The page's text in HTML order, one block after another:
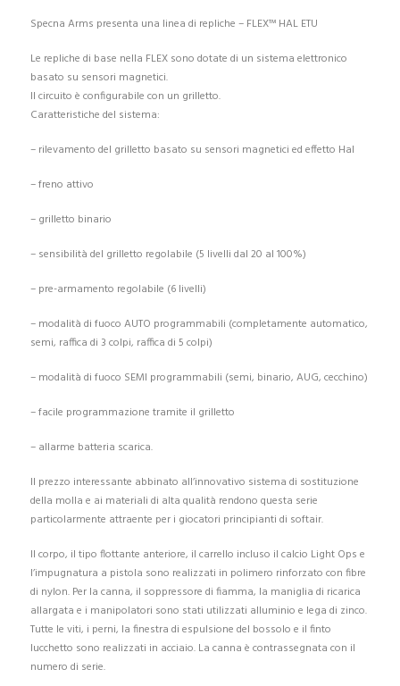
Specna Arms presenta una linea di repliche – FLEX™ HAL ETU
Le repliche di base nella FLEX sono dotate di un sistema elettronico
basato su sensori magnetici.
Il circuito è configurabile con un grilletto.
Caratteristiche del sistema:
– rilevamento del grilletto basato su sensori magnetici ed effetto Hal
– freno attivo
– grilletto binario
– sensibilità del grilletto regolabile (5 livelli dal 20 al 100%)
– pre-armamento regolabile (6 livelli)
– modalità di fuoco AUTO programmabili (completamente automatico,
semi, raffica di 3 colpi, raffica di 5 colpi)
– modalità di fuoco SEMI programmabili (semi, binario, AUG, cecchino)
– facile programmazione tramite il grilletto
– allarme batteria scarica.
Il prezzo interessante abbinato all’innovativo sistema di sostituzione
della molla e ai materiali di alta qualità rendono questa serie
particolarmente attraente per i giocatori principianti di softair.
Il corpo, il tipo flottante anteriore, il carrello incluso il calcio Light Ops e
l’impugnatura a pistola sono realizzati in polimero rinforzato con fibre
di nylon. Per la canna, il soppressore di fiamma, la maniglia di ricarica
allargata e i manipolatori sono stati utilizzati alluminio e lega di zinco.
Tutte le viti, i perni, la finestra di espulsione del bossolo e il finto
lucchetto sono realizzati in acciaio. La canna è contrassegnata con il
numero di serie.